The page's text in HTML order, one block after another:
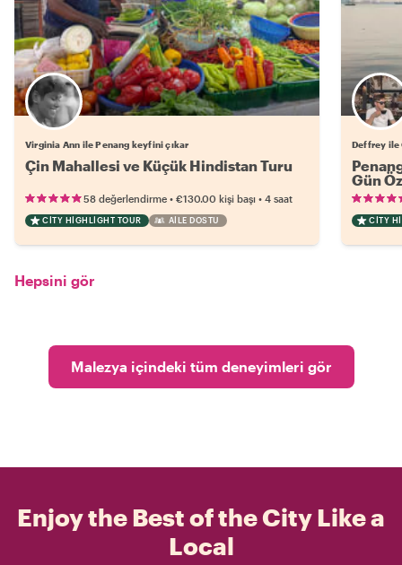
Virginia Ann ile Penang keyfini çıkar
Çin Mahallesi ve Küçük Hindistan Turu
58 değerlendirme • €130.00 kişi başı • 4 saat
CITY HIGHLIGHT TOUR AILE DOSTU
Deffrey ile
Gün
CITY
Hepsini gör
Malezya içindeki tüm deneyimleri gör
Enjoy the Best of the City Like a
Local